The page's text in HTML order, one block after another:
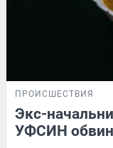
ПРОИСШЕСТВИЯ
Экс-
УФСИН